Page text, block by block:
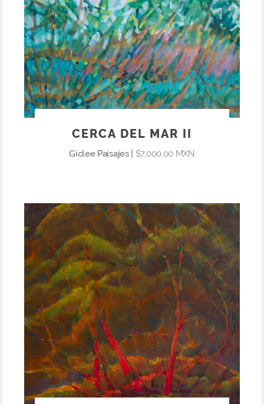
CERCA DEL MAR II
Giclee Paisajes | $7,000.00 MXN